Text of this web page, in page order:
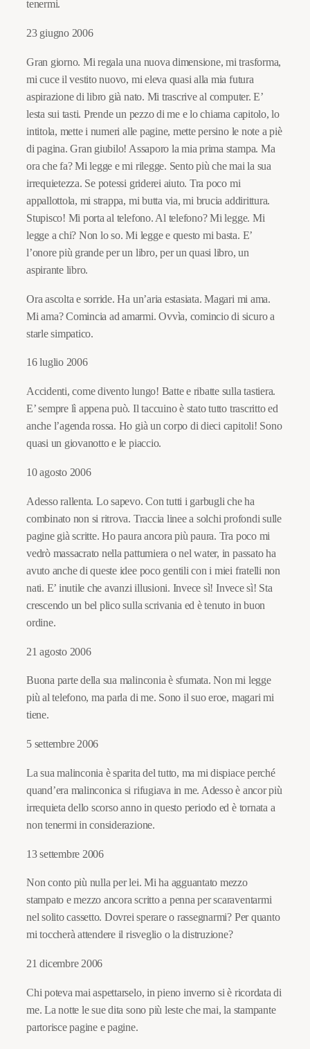
tenermi.
23 giugno 2006
Gran giorno. Mi regala una nuova dimensione, mi trasforma,
mi cuce il vestito nuovo, mi eleva quasi alla mia futura
aspirazione di libro già nato. Mi trascrive al computer. E’
lesta sui tasti. Prende un pezzo di me e lo chiama capitolo, lo
intitola, mette i numeri alle pagine, mette persino le note a piè
di pagina. Gran giubilo! Assaporo la mia prima stampa. Ma
ora che fa? Mi legge e mi rilegge. Sento più che mai la sua
irrequietezza. Se potessi griderei aiuto. Tra poco mi
appallottola, mi strappa, mi butta via, mi brucia addirittura.
Stupisco! Mi porta al telefono. Al telefono? Mi legge. Mi
legge a chi? Non lo so. Mi legge e questo mi basta. E’
l’onore più grande per un libro, per un quasi libro, un
aspirante libro.
Ora ascolta e sorride. Ha un’aria estasiata. Magari mi ama.
Mi ama? Comincia ad amarmi. Ovvìa, comincio di sicuro a
starle simpatico.
16 luglio 2006
Accidenti, come divento lungo! Batte e ribatte sulla tastiera.
E’ sempre lì appena può. Il taccuino è stato tutto trascritto ed
anche l’agenda rossa. Ho già un corpo di dieci capitoli! Sono
quasi un giovanotto e le piaccio.
10 agosto 2006
Adesso rallenta. Lo sapevo. Con tutti i garbugli che ha
combinato non si ritrova. Traccia linee a solchi profondi sulle
pagine già scritte. Ho paura ancora più paura. Tra poco mi
vedrò massacrato nella pattumiera o nel water, in passato ha
avuto anche di queste idee poco gentili con i miei fratelli non
nati. E’ inutile che avanzi illusioni. Invece sì! Invece sì! Sta
crescendo un bel plico sulla scrivania ed è tenuto in buon
ordine.
21 agosto 2006
Buona parte della sua malinconia è sfumata. Non mi legge
più al telefono, ma parla di me. Sono il suo eroe, magari mi
tiene.
5 settembre 2006
La sua malinconia è sparita del tutto, ma mi dispiace perché
quand’era malinconica si rifugiava in me. Adesso è ancor più
irrequieta dello scorso anno in questo periodo ed è tornata a
non tenermi in considerazione.
13 settembre 2006
Non conto più nulla per lei. Mi ha agguantato mezzo
stampato e mezzo ancora scritto a penna per scaraventarmi
nel solito cassetto. Dovrei sperare o rassegnarmi? Per quanto
mi toccherà attendere il risveglio o la distruzione?
21 dicembre 2006
Chi poteva mai aspettarselo, in pieno inverno si è ricordata di
me. La notte le sue dita sono più leste che mai, la stampante
partorisce pagine e pagine.